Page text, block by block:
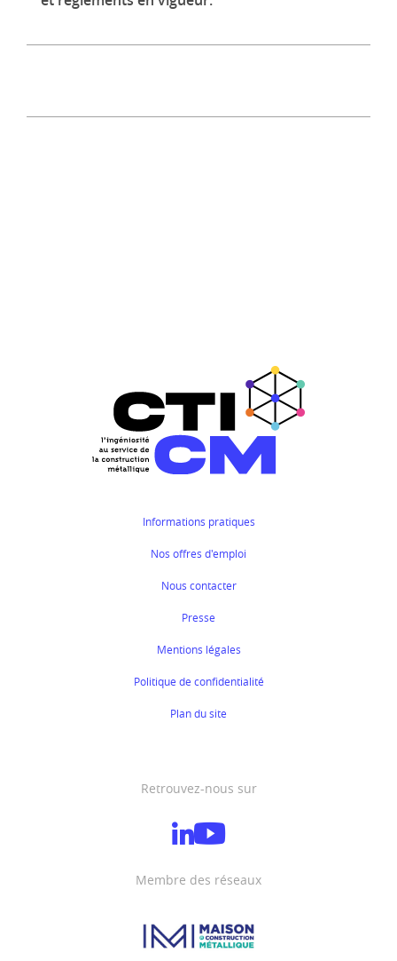
Informations pratiques
Nos offres d'emploi
Nous contacter
Presse
Mentions légales
Politique de confidentialité
Plan du site
Retrouvez-nous sur
Membre des réseaux